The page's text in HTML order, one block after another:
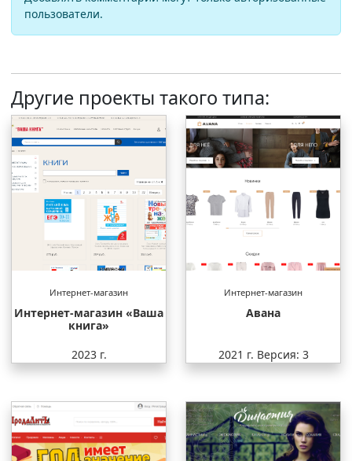
пользователи.
Другие проекты такого типа:
Интернет-магазин
Интернет-магазин «Ваша
книга»
2023 г.
Интернет-магазин
Авана
2021 г. Версия: 3